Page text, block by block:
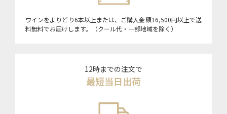
ワインをよりどり6本以上または、ご購入金額16,500円以上で送
料無料でお届けします。（クール代・一部地域を除く）
12時までの注文で
最短当日出荷